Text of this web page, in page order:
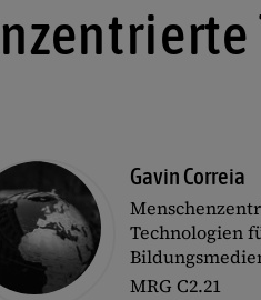
Gavin Correia
Technologien
MRG C2.21